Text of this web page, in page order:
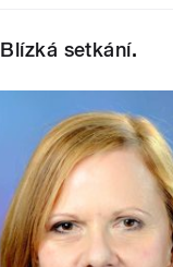
Blízká setkání.